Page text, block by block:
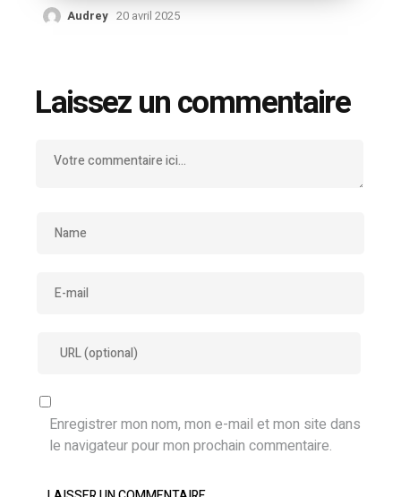
Audrey 20 avril 2025
Laissez un commentaire
Enregistrer mon nom, mon e-mail et mon site dans
le navigateur pour mon prochain commentaire.